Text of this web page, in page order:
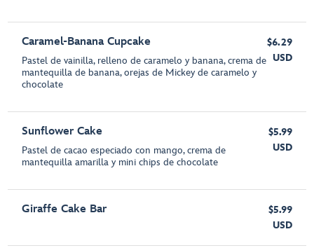
Caramel-Banana Cupcake
Pastel de vainilla, relleno de caramelo y banana, crema de
mantequilla de banana, orejas de Mickey de caramelo y
chocolate
$6.29
USD
Sunflower Cake
Pastel de cacao especiado con mango, crema de
mantequilla amarilla y mini chips de chocolate
$5.99
USD
Giraffe Cake Bar
$5.99
USD